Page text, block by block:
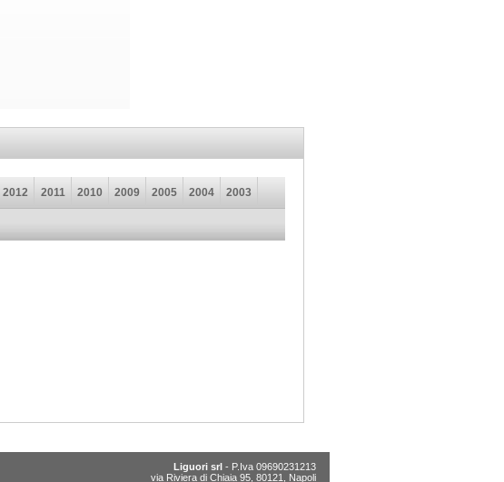
2012 2011 2010 2009 2005 2004 2003
Liguori srl - P.Iva 09690231213
via Riviera di Chiaia 95, 80121, Napoli